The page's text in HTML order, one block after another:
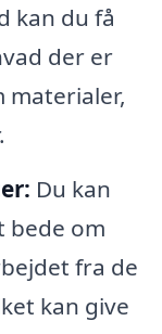
kan du få
der er
materialer,
Du kan
bede om
fra de
kan give